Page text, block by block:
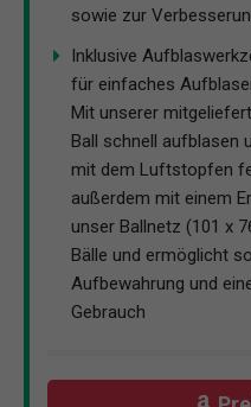
sowie zur
Inklusive
für einfaches
Mit unserer
Ball schnell aufblasen
mit dem Luftstopfen
außerdem mit einem
unser Ballnetz (101 x
Bälle und ermöglicht
Aufbewahrung und
Gebrauch